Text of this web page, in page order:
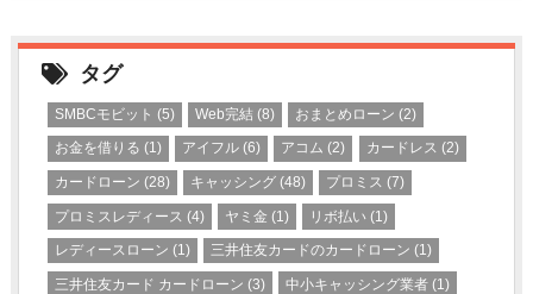
タグ
SMBCモビット (5) Web完結 (8) おまとめローン (2)
お金を借りる (1) アイフル (6) アコム (2) カードレス (2)
カードローン (28) キャッシング (48) プロミス (7)
プロミスレディース (4) ヤミ金 (1) リボ払い (1)
レディースローン (1) 三井住友カードのカードローン (1)
三井住友カード カードローン (3) 中小キャッシング業者 (1)